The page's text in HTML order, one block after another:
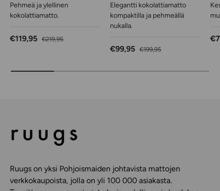
Pehmeä ja ylellinen
kokolattiamatto.
Alennushinta
€119,95 Normaalihinta
€219,95
Elegantti kokolattiamatto
kompaktilla ja pehmeällä
nukalla.
Alennushinta
€99,95 Normaalihinta
€199,95
Ruugs on yksi Pohjoismaiden johtavista mattojen
verkkokaupoista, jolla on yli 100 000 asiakasta.